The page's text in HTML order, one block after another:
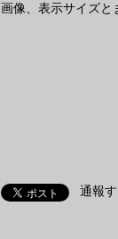
画像、表示サイズと
通報